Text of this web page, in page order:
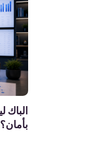
بأمان؟